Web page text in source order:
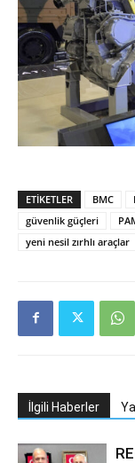
ETIKETLER BMC
güvenlik güçleri
yeni nesil zırhlı araçlar
İlgili Haberler